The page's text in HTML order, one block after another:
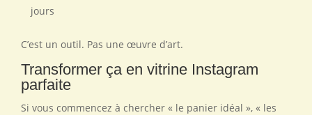
jours
C’est un outil. Pas une œuvre d’art.
Transformer ça en vitrine Instagram
parfaite
Si vous commencez à chercher « le panier idéal », « les